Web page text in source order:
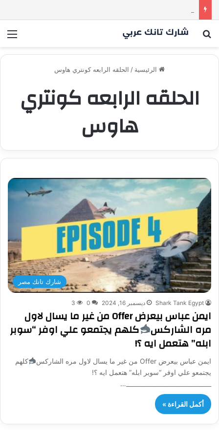
بحث عن
الرئيسية / الحلقه الرابعه كونتري هاوس
الحلقه الرابعه كونتري
هاوس
شارك تانك مصر
Shark Tank Egypt ديسمبر 16, 2024 0
3
ايمن عباس بيعرض Offer من غير ما يسال لاول
مره الشاركس كلهم يجتمعو علي اوفر “سوبر
ابله” هتعمل ايه ؟!
ايمن عباس بيعرض Offer من غير ما يسال لاول مره الشاركس
كلهم
يجتمعو علي اوفر “سوبر ابله” هتعمل ايه ؟!
_____________________________…
أكمل القراءة »